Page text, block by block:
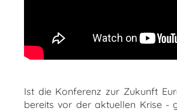
Ist die Konferenz zur Zukunft
bereits vor der aktuellen Krise -